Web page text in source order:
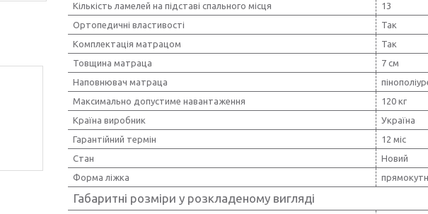
Кількість ламелей на підставі спального місця
13
Ортопедичні властивості
Так
Комплектація матрацом
Так
Товщина матраца
7 см
Наповнювач матраца
Максимально допустиме навантаження
120 кг
Країна виробник
Україна
Гарантійний термін
12 міс
Стан
Новий
Форма ліжка
Габаритні розміри у розкладеному вигляді